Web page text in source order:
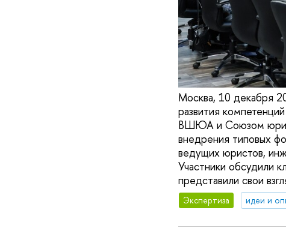
Москва, 10 декабря
развития
ВШЮА и Союзом
внедрения типовых
ведущих юристов,
Участники обсудили
представили свои
Экспертиза идеи и